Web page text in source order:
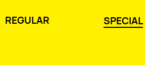
REGULAR SPECIAL